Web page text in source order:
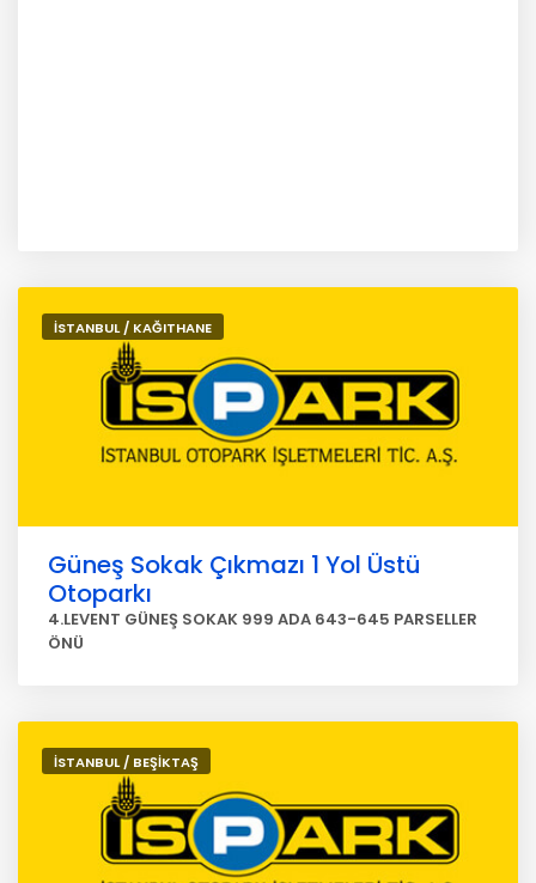
İSTANBUL / KAĞITHANE
Güneş Sokak Çıkmazı 1 Yol Üstü
Otoparkı
4.LEVENT GÜNEŞ SOKAK 999 ADA 643-645 PARSELLER
ÖNÜ
İSTANBUL / BEŞİKTAŞ